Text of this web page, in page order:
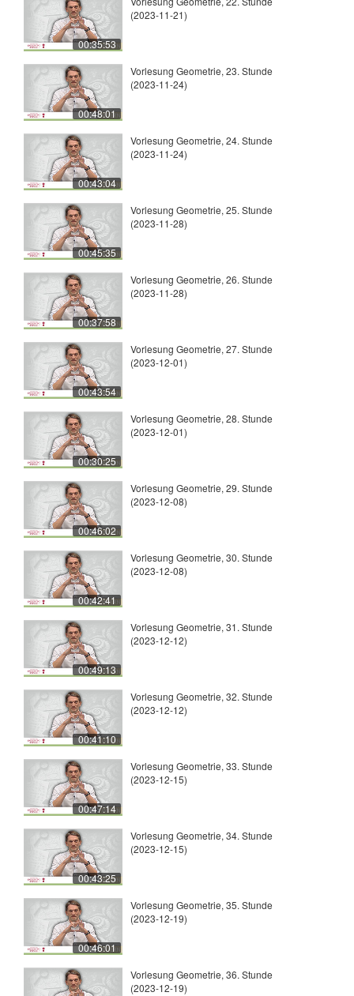
00:35:53
(2023-11-21)
00:48:01
Vorlesung Geometrie, 23. Stunde
(2023-11-24)
00:43:04
Vorlesung Geometrie, 24. Stunde
(2023-11-24)
00:45:35
Vorlesung Geometrie, 25. Stunde
(2023-11-28)
00:37:58
Vorlesung Geometrie, 26. Stunde
(2023-11-28)
00:43:54
Vorlesung Geometrie, 27. Stunde
(2023-12-01)
00:30:25
Vorlesung Geometrie, 28. Stunde
(2023-12-01)
00:46:02
Vorlesung Geometrie, 29. Stunde
(2023-12-08)
00:42:41
Vorlesung Geometrie, 30. Stunde
(2023-12-08)
00:49:13
Vorlesung Geometrie, 31. Stunde
(2023-12-12)
00:41:10
Vorlesung Geometrie, 32. Stunde
(2023-12-12)
00:47:14
Vorlesung Geometrie, 33. Stunde
(2023-12-15)
00:43:25
Vorlesung Geometrie, 34. Stunde
(2023-12-15)
00:46:01
Vorlesung Geometrie, 35. Stunde
(2023-12-19)
Vorlesung Geometrie, 36. Stunde
(2023-12-19)